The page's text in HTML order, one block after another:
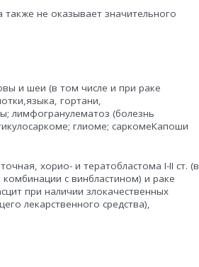
не оказывает значительного
и шеи (в том числе и при раке
гортани,
лимфогранулематоз (болезнь
глиоме; саркомеКапоши
хорио- и тератобластома I-II ст. (в
с винбластином) и раке
при наличии злокачественных
лекарственного средства),